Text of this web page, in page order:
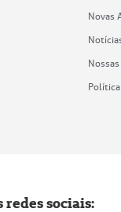
Novas
redes sociais: